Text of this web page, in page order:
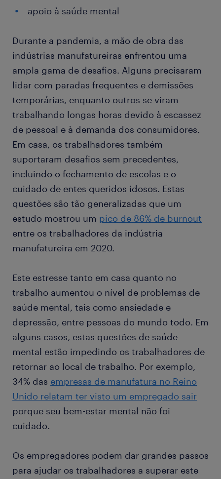
apoio à saúde mental
Durante a pandemia, a mão de obra das
indústrias manufatureiras enfrentou uma
ampla gama de desafios. Alguns precisaram
lidar com paradas frequentes e demissões
temporárias, enquanto outros se viram
trabalhando longas horas devido à escassez
de pessoal e à demanda dos consumidores.
Em casa, os trabalhadores também
suportaram desafios sem precedentes,
incluindo o fechamento de escolas e o
cuidado de entes queridos idosos. Estas
questões são tão generalizadas que um
estudo mostrou um pico de 86% de burnout
entre os trabalhadores da indústria
manufatureira em 2020.
Este estresse tanto em casa quanto no
trabalho aumentou o nível de problemas de
saúde mental, tais como ansiedade e
depressão, entre pessoas do mundo todo. Em
alguns casos, estas questões de saúde
mental estão impedindo os trabalhadores de
retornar ao local de trabalho. Por exemplo,
34% das empresas de manufatura no Reino
Unido relatam ter visto um empregado sair
porque seu bem-estar mental não foi
cuidado.
Os empregadores podem dar grandes passos
para ajudar os trabalhadores a superar este